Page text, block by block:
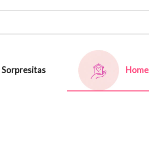
Sorpresitas Home